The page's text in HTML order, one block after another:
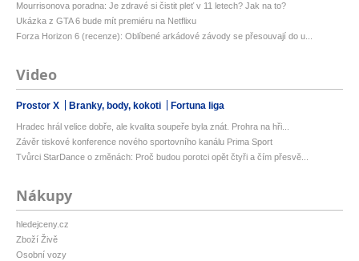
Mourrisonova poradna: Je zdravé si čistit pleť v 11 letech? Jak na to?
Ukázka z GTA 6 bude mít premiéru na Netflixu
Forza Horizon 6 (recenze): Oblíbené arkádové závody se přesouvají do u...
Video
Prostor X Branky, body, kokoti Fortuna liga
Hradec hrál velice dobře, ale kvalita soupeře byla znát. Prohra na hři...
Závěr tiskové konference nového sportovního kanálu Prima Sport
Tvůrci StarDance o změnách: Proč budou porotci opět čtyři a čím přesvě...
Nákupy
hledejceny.cz
Zboží Živě
Osobní vozy